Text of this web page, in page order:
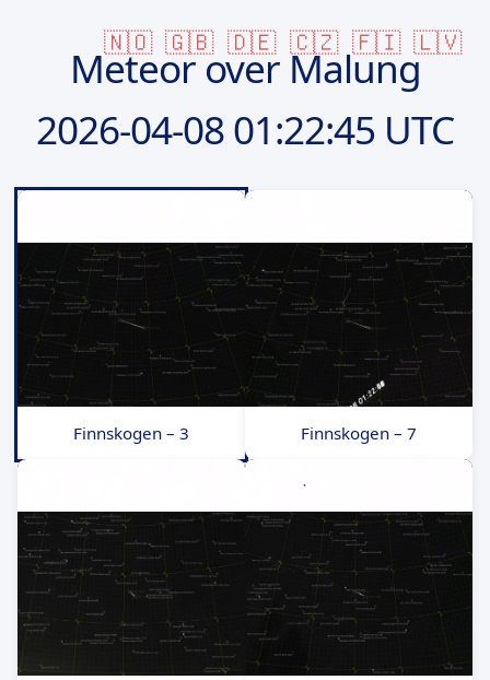
🇳🇴 🇬🇧 🇩🇪 🇨🇿 🇫🇮 🇱🇻
Meteor over Malung
2026-04-0801:22:45 UTC
Finnskogen – 3 Finnskogen – 7